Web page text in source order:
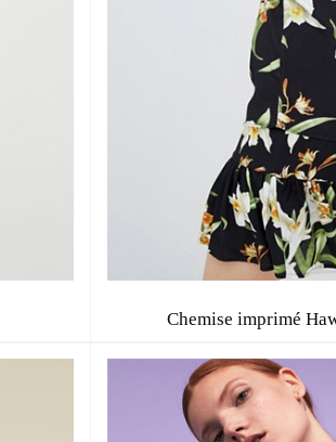
Chemise imprimé
!